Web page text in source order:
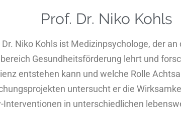
Prof. Dr. Niko Kohls
Dr. Niko Kohls ist Medizinpsychologe, der
Gesundheitsförderung lehrt und
entstehen kann und welche Rolle
untersucht er die
Interventionen in unterschiedlichen